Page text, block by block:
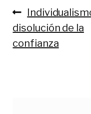
Navegación
de
entradas
Anterior:
disolución de la
confianza